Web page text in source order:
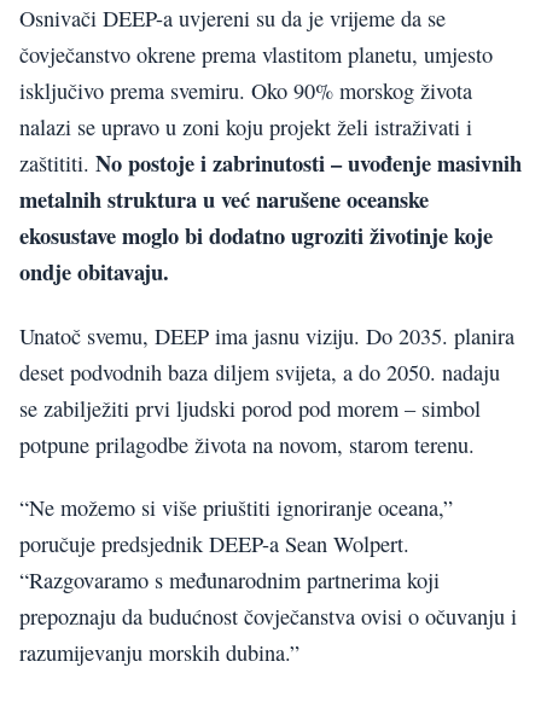
Osnivači DEEP-a uvjereni su da je vrijeme da se
čovječanstvo okrene prema vlastitom planetu, umjesto
isključivo prema svemiru. Oko 90% morskog života
nalazi se upravo u zoni koju projekt želi istraživati i
zaštititi. No postoje i zabrinutosti – uvođenje masivnih
metalnih struktura u već narušene oceanske
ekosustave moglo bi dodatno ugroziti životinje koje
ondje obitavaju.
Unatoč svemu, DEEP ima jasnu viziju. Do 2035. planira
deset podvodnih baza diljem svijeta, a do 2050. nadaju
se zabilježiti prvi ljudski porod pod morem – simbol
potpune prilagodbe života na novom, starom terenu.
“Ne možemo si više priuštiti ignoriranje oceana,”
poručuje predsjednik DEEP-a Sean Wolpert.
“Razgovaramo s međunarodnim partnerima koji
prepoznaju da budućnost čovječanstva ovisi o očuvanju i
razumijevanju morskih dubina.”